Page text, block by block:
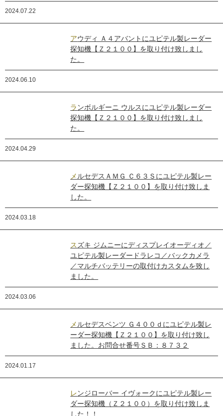
2024.07.22
アウディ Ａ４アバントにユピテル製レーダー
探知機【Ｚ２１００】を取り付け致しまし
た。
2024.06.10
ランボルギーニ ウルスにユピテル製レーダー
探知機【Ｚ２１００】を取り付け致しまし
た。
2024.04.29
メルセデスＡＭＧ Ｃ６３Ｓにユピテル製レー
ダー探知機【Ｚ２１００】を取り付け致しま
した。
2024.03.18
スズキ ジムニーにディスプレイオーディオ／
ユピテル製レーダードラレコ／バックカメラ
／マルチバッテリーの取付けカスタムを致し
ました。
2024.03.06
メルセデスベンツ Ｇ４００ｄにユピテル製レ
ーダー探知機【Ｚ２１００】を取り付け致し
ました。お問合せ番号ＳＢ：８７３２
2024.01.17
レンジローバー イヴォークにユピテル製レー
ダー探知機（Ｚ２１００）を取り付け致しま
した！！